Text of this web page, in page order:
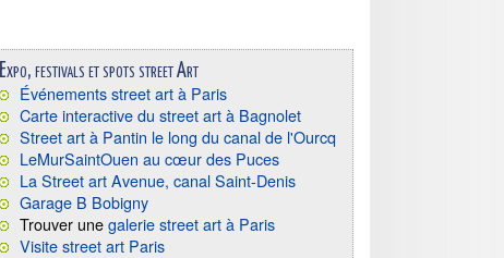
Expo, festivals et spots street Art
Événements street art à Paris
Carte interactive du street art à Bagnolet
Street art à Pantin le long du canal de l'Ourcq
LeMurSaintOuen au cœur des Puces
La Street art Avenue, canal Saint-Denis
Garage B Bobigny
Trouver unegalerie street art à Paris
Visite street art Paris